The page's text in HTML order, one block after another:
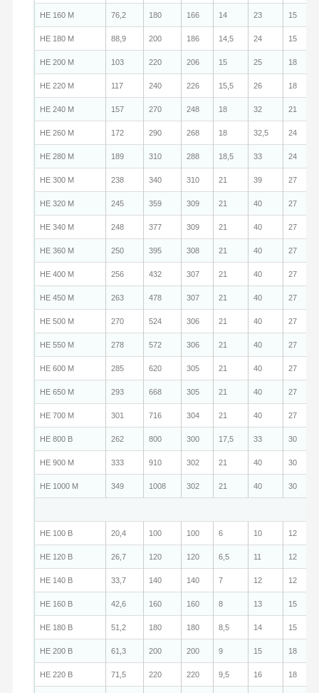
HE 160 M 76,2 180 166 14 23 15
HE 180 M 88,9 200 186 14,5 24 15
HE 200 M 103 220 206 15 25 18
HE 220 M 117 240 226 15,5 26 18
HE 240 M 157 270 248 18 32 21
HE 260 M 172 290 268 18 32,5 24
HE 280 M 189 310 288 18,5 33 24
HE 300 M 238 340 310 21 39 27
HE 320 M 245 359 309 21 40 27
HE 340 M 248 377 309 21 40 27
HE 360 M 250 395 308 21 40 27
HE 400 M 256 432 307 21 40 27
HE 450 M 263 478 307 21 40 27
HE 500 M 270 524 306 21 40 27
HE 550 M 278 572 306 21 40 27
HE 600 M 285 620 305 21 40 27
HE 650 M 293 668 305 21 40 27
HE 700 M 301 716 304 21 40 27
HE 800 B 262 800 300 17,5 33 30
HE 900 M 333 910 302 21 40 30
HE 1000 M 349 1008 302 21 40 30
HE 100 B 20,4 100 100 6 10 12
HE 120 B 26,7 120 120 6,5 11 12
HE 140 B 33,7 140 140 7 12 12
HE 160 B 42,6 160 160 8 13 15
HE 180 B 51,2 180 180 8,5 14 15
HE 200 B 61,3 200 200 9 15 18
HE 220 B 71,5 220 220 9,5 16 18